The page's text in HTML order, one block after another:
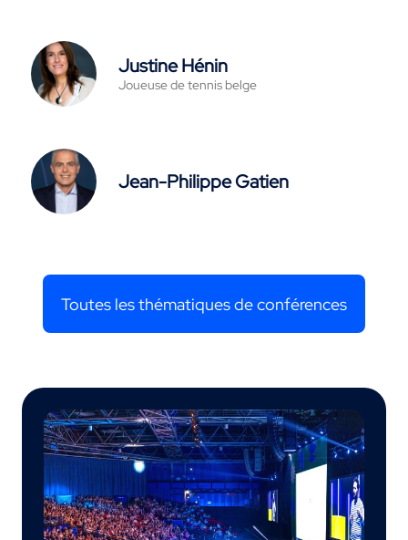
Justine Hénin
Joueuse de tennis belge
Jean-Philippe Gatien
Toutes les thématiques de conférences